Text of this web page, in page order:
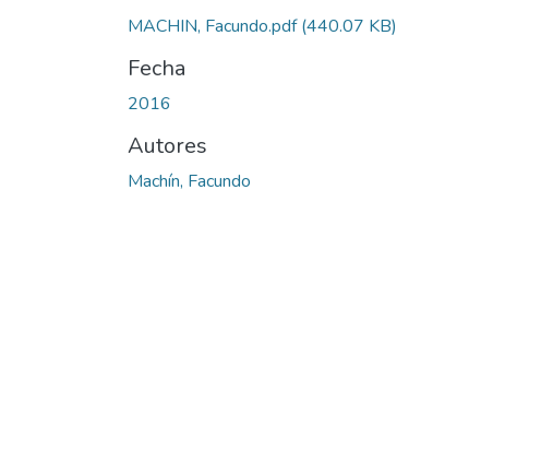
MACHIN, Facundo.pdf(440.07 KB)
Fecha
2016
Autores
Machín, Facundo